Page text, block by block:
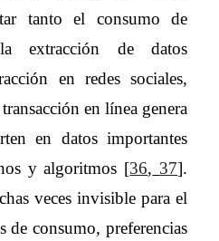
tanto el consumo de
extracción de datos
en redes sociales,
en línea genera
en datos importantes
y algoritmos [36, 37].
veces invisible para el
de consumo, preferencias